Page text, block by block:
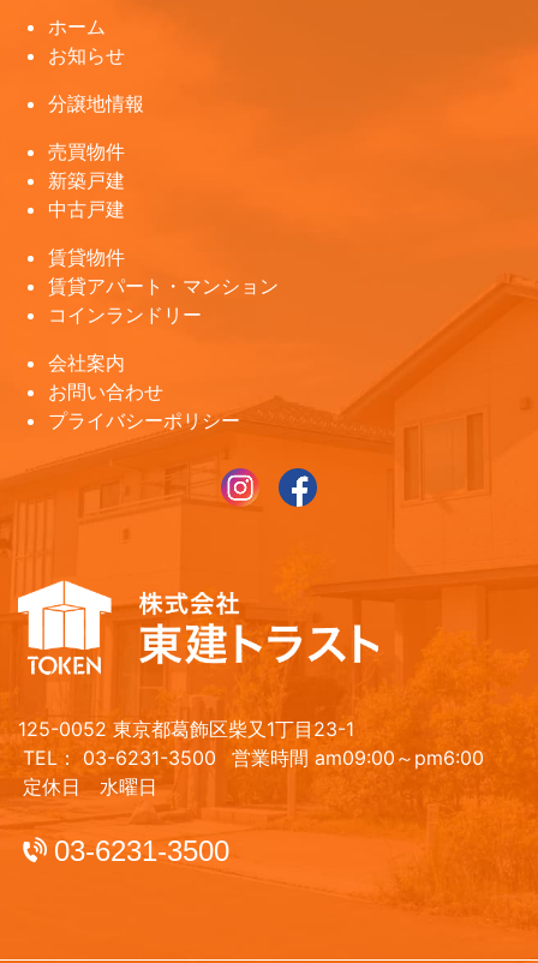
ホーム
お知らせ
分譲地情報
売買物件
新築戸建
中古戸建
賃貸物件
賃貸アパート・マンション
コインランドリー
会社案内
お問い合わせ
プライバシーポリシー
125-0052 東京都葛飾区柴又1丁目23-1
TEL： 03-6231-3500
営業時間 am09:00～pm6:00
定休日 水曜日
03-6231-3500